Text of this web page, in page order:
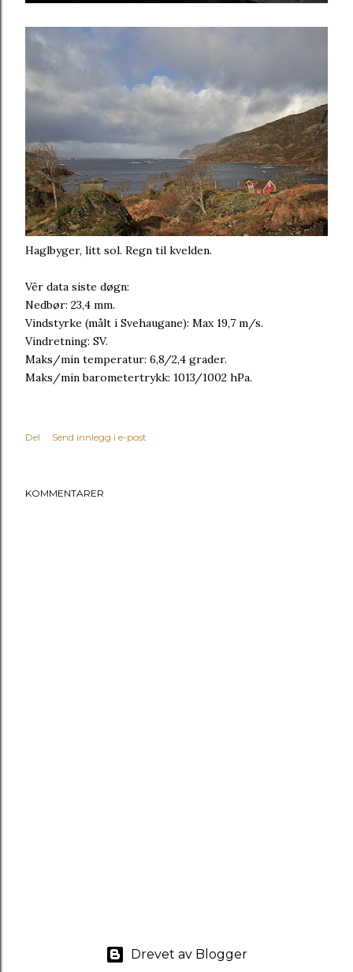
Haglbyger, litt sol. Regn til kvelden.
Vêr data siste døgn:
Nedbør: 23,4 mm.
Vindstyrke (målt i Svehaugane): Max 19,7 m/s.
Vindretning: SV.
Maks/min temperatur: 6,8/2,4 grader.
Maks/min barometertrykk: 1013/1002 hPa.
Del Send innlegg i e-post
KOMMENTARER
Drevet av Blogger